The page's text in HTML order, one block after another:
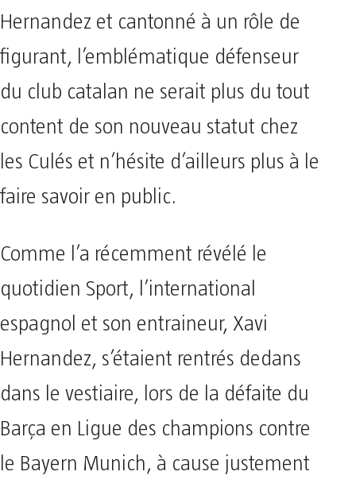
Hernandez et cantonné à un rôle de
figurant, l’emblématique défenseur
du club catalan ne serait plus du tout
content de son nouveau statut chez
les Culés et n’hésite d’ailleurs plus à le
faire savoir en public.
Comme l’a récemment révélé le
quotidien Sport, l’international
espagnol et son entraineur, Xavi
Hernandez, s’étaient rentrés dedans
dans le vestiaire, lors de la défaite du
Barça en Ligue des champions contre
le Bayern Munich, à cause justement